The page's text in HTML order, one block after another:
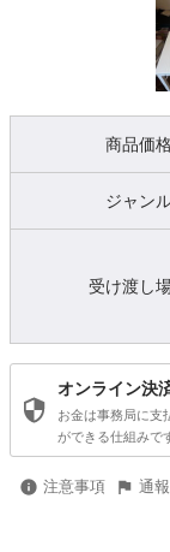
商品価
ジャン
受け渡し
オンライン決
お金は事務局に支
ができる仕組みで
注意事項 通報